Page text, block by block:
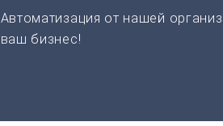
Автоматизация от нашей
ваш бизнес!